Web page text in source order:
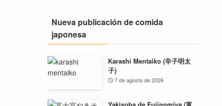
Nueva publicación de comida
japonesa
Karashi Mentaiko (辛子明太
子)
7 de agosto de 2026